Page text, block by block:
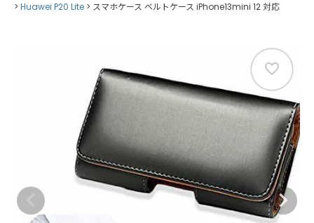
Huawei P20 Lite
スマホケース ベルトケース iPhone13mini 12 対応